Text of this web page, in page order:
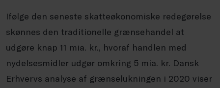
Ifølge den seneste skatteøkonomiske redegørelse
skønnes den traditionelle grænsehandel at
udgøre knap 11 mia. kr., hvoraf handlen med
nydelsesmidler udgør omkring 5 mia. kr. Dansk
Erhvervs analyse af grænselukningen i 2020 viser